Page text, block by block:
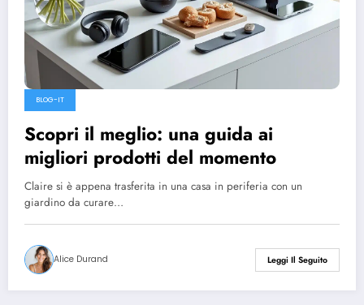
BLOG-IT
Scopri il meglio: una guida ai
migliori prodotti del momento
Claire si è appena trasferita in una casa in periferia con un
giardino da curare…
Alice Durand Leggi Il Seguito